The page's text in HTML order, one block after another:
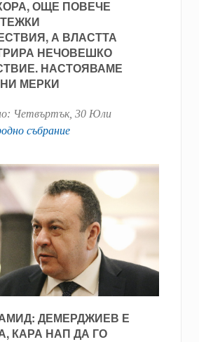
ОЩЕ ПОВЕЧЕ
А ВЛАСТТА
НЕЧОВЕШКО
НАСТОЯВАМЕ
МЕРКИ
Четвъртък, 30 Юли
събрание
ДЕМЕРДЖИЕВ Е
КАРА НАП ДА ГО